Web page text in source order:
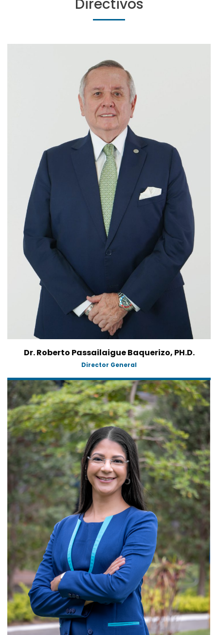
Directivos
Dr. Roberto Passailaigue Baquerizo, PH.D.
Director General